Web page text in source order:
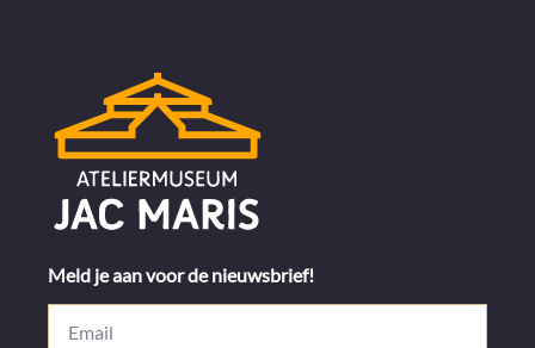
Meld je aan voor de nieuwsbrief!